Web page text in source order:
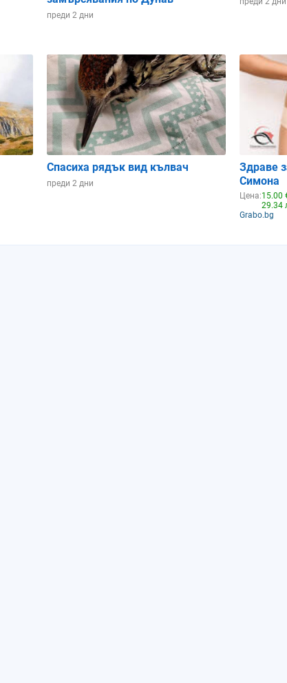
преди 2 дни
Спасиха рядък вид кълвач
преди 2 дни
Здраве
Симона
Цена:15.00
29.34
Grabo.bg